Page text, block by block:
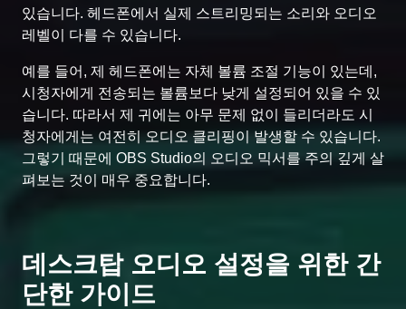
있습니다. 헤드폰에서 실제 스트리밍되는 소리와 오디오
레벨이 다를 수 있습니다.
예를 들어, 제 헤드폰에는 자체 볼륨 조절 기능이 있는데,
시청자에게 전송되는 볼륨보다 낮게 설정되어 있을 수 있
습니다. 따라서 제 귀에는 아무 문제 없이 들리더라도 시
청자에게는 여전히 오디오 클리핑이 발생할 수 있습니다.
그렇기 때문에 OBS Studio의 오디오 믹서를 주의 깊게 살
펴보는 것이 매우 중요합니다.
데스크탑 오디오 설정을 위한 간
단한 가이드